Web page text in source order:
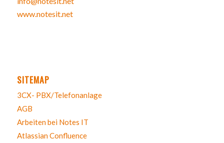
www.notesit.net
SITEMAP
3CX- PBX/Telefonanlage
AGB
Arbeiten bei Notes IT
Atlassian Confluence